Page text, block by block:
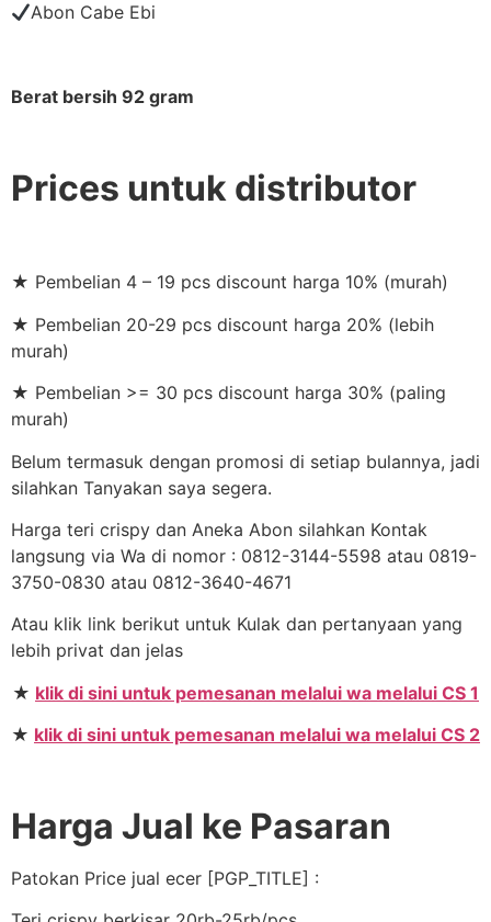
Abon Cabe Ebi
Berat bersih 92 gram
Prices untuk distributor
★ Pembelian 4 – 19 pcs discount harga 10% (murah)
★ Pembelian 20-29 pcs discount harga 20% (lebih
murah)
★ Pembelian >= 30 pcs discount harga 30% (paling
murah)
Belum termasuk dengan promosi di setiap bulannya, jadi
silahkan Tanyakan saya segera.
Harga teri crispy dan Aneka Abon silahkan Kontak
langsung via Wa di nomor : 0812-3144-5598 atau 0819-
3750-0830 atau 0812-3640-4671
Atau klik link berikut untuk Kulak dan pertanyaan yang
lebih privat dan jelas
★ klik di sini untuk pemesanan melalui wa melalui CS 1
★ klik di sini untuk pemesanan melalui wa melalui CS 2
Harga Jual ke Pasaran
Patokan Price jual ecer [PGP_TITLE] :